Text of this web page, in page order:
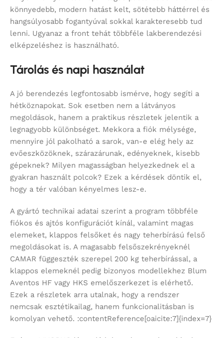
könnyedebb, modern hatást kelt, sötétebb háttérrel és
hangsúlyosabb fogantyúval sokkal karakteresebb tud
lenni. Ugyanaz a front tehát többféle lakberendezési
elképzeléshez is használható.
Tárolás és napi használat
A jó berendezés legfontosabb ismérve, hogy segíti a
hétköznapokat. Sok esetben nem a látványos
megoldások, hanem a praktikus részletek jelentik a
legnagyobb különbséget. Mekkora a fiók mélysége,
mennyire jól pakolható a sarok, van-e elég hely az
evőeszközöknek, szárazárunak, edényeknek, kisebb
gépeknek? Milyen magasságban helyezkednek el a
gyakran használt polcok? Ezek a kérdések döntik el,
hogy a tér valóban kényelmes lesz-e.
A gyártó technikai adatai szerint a program többféle
fiókos és ajtós konfigurációt kínál, valamint magas
elemeket, klappos felsőket és nagy teherbírású felső
megoldásokat is. A magasabb felsőszekrényeknél
CAMAR függeszték szerepel 200 kg teherbírással, a
klappos elemeknél pedig bizonyos modellekhez Blum
Aventos HF vagy HKS emelőszerkezet is elérhető.
Ezek a részletek arra utalnak, hogy a rendszer
nemcsak esztétikailag, hanem funkcionalitásban is
komolyan vehető. :contentReference[oaicite:7]{index=7}